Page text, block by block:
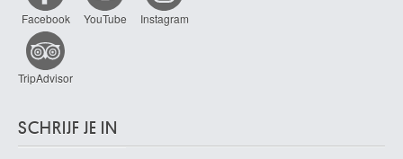
Facebook YouTube Instagram
TripAdvisor
SCHRIJF JE IN